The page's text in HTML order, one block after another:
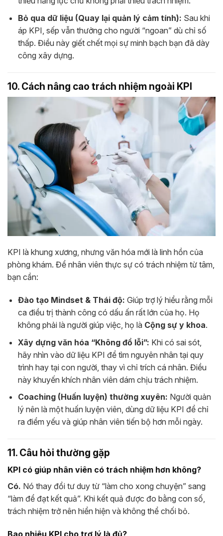
Bỏ qua dữ liệu (Quay lại quản lý cảm tính): Sau khi
áp KPI, sếp vẫn thưởng cho người “ngoan” dù chỉ số
thấp. Điều này giết chết mọi sự minh bạch bạn đã dày
công xây dựng.
10. Cách nâng cao trách nhiệm ngoài KPI
KPI là khung xương, nhưng văn hóa mới là linh hồn của
phòng khám. Để nhân viên thực sự có trách nhiệm từ tâm,
bạn cần:
Đào tạo Mindset & Thái độ: Giúp trợ lý hiểu rằng mỗi
ca điều trị thành công có dấu ấn rất lớn của họ. Họ
không phải là người giúp việc, họ là Cộng sự y khoa.
Xây dựng văn hóa “Không đổ lỗi”: Khi có sai sót,
hãy nhìn vào dữ liệu KPI để tìm nguyên nhân tại quy
trình hay tại con người, thay vì chỉ trích cá nhân. Điều
này khuyến khích nhân viên dám chịu trách nhiệm.
Coaching (Huấn luyện) thường xuyên: Người quản
lý nên là một huấn luyện viên, dùng dữ liệu KPI để chỉ
ra điểm yếu và giúp nhân viên tiến bộ hơn mỗi ngày.
11. Câu hỏi thường gặp
KPI có giúp nhân viên có trách nhiệm hơn không?
Có. Nó thay đổi tư duy từ “làm cho xong chuyện” sang
“làm để đạt kết quả”. Khi kết quả được đo bằng con số,
trách nhiệm trở nên hiển hiện và không thể chối bỏ.
Bao nhiêu KPI cho trợ lý là đủ?